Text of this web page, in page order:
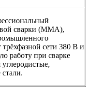
сварки (MMA),
трёхфазной сети 380 В и
работу при сварке